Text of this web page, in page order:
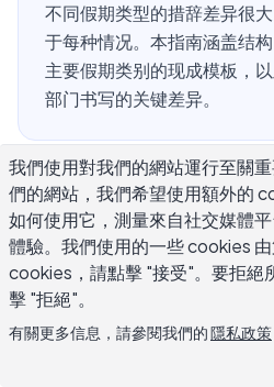
不同假期类型的措辞差异很
于每种情况。本指南涵盖结
主要假期类别的现成模板，
部门书写的关键差异。
请假申请邮件与休假
别？
大多数人将「请假申请邮件」和
换的术语使用，但在专业环境中
申请通常处理短期、常规的缺
预约。请假申请邮件通常指需
我們使用對我們的網站運行至關
們的網站，我們希望使用額外的
如何使用它，測量來自社交媒體
體驗。我們使用的一些 cookies
cookies，請點擊 "接受"。要拒絕
擊 "拒絕"。
有關更多信息，請參閱我們的隱私政策